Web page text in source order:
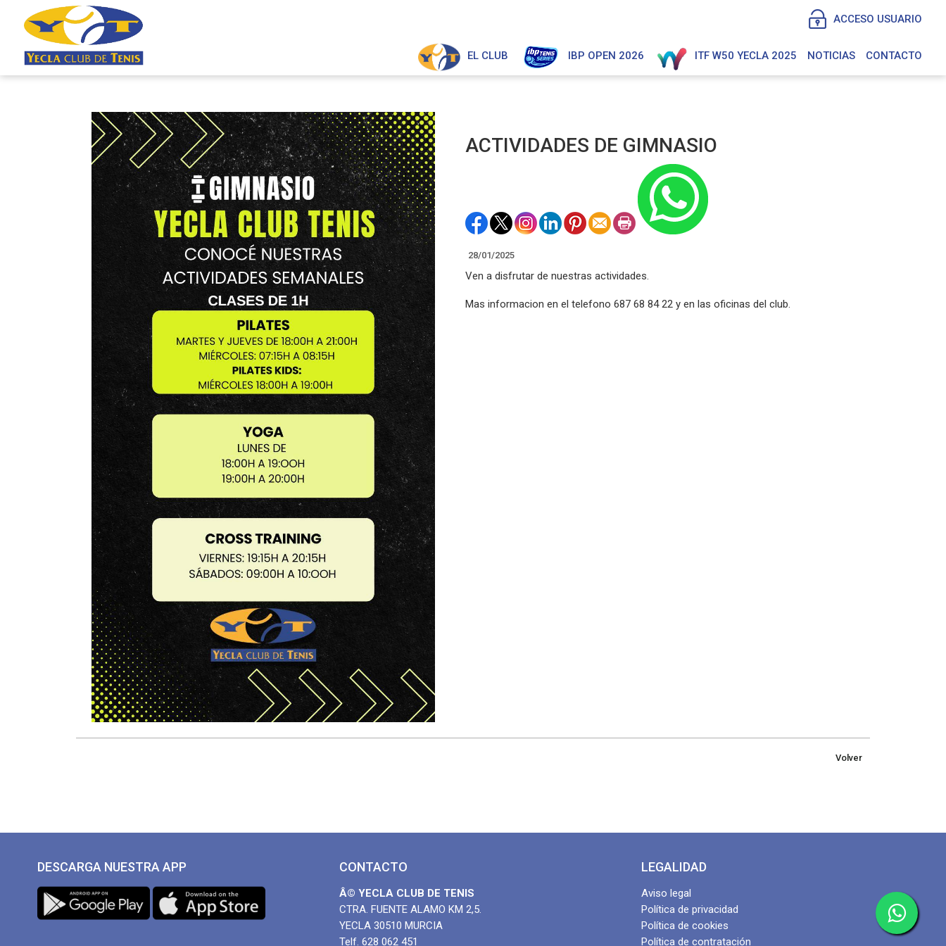
ACCESO USUARIO
EL CLUB IBP OPEN 2026 ITF W50 YECLA 2025 NOTICIAS CONTACTO
ACTIVIDADES DE GIMNASIO
28/01/2025
Ven a disfrutar de nuestras actividades.
Mas informacion en el telefono 687 68 84 22 y en las oficinas del club.
Volver
DESCARGA NUESTRA APP CONTACTO
Â© YECLA CLUB DE TENIS
CTRA. FUENTE ALAMO KM 2,5.
YECLA 30510 MURCIA
Telf. 628 062 451
LEGALIDAD
Aviso legal
Política de privacidad
Política de cookies
Política de contratación